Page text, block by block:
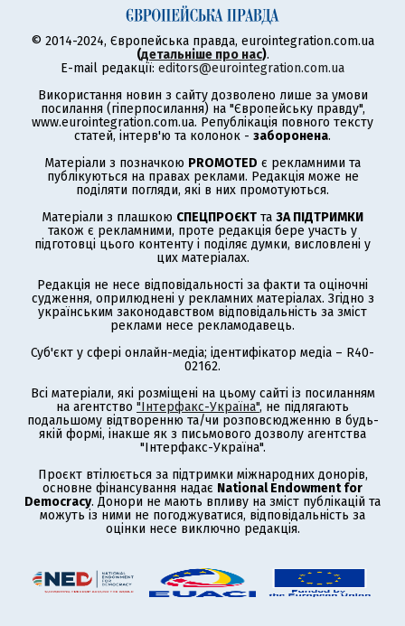
© 2014-2024, Європейська правда, eurointegration.com.ua
(детальніше про нас).
E-mail редакції: editors@eurointegration.com.ua
Використання новин з сайту дозволено лише за умови
посилання (гіперпосилання) на "Європейську правду",
www.eurointegration.com.ua. Републікація повного тексту
статей, інтерв'ю та колонок - заборонена.
Матеріали з позначкою PROMOTED є рекламними та
публікуються на правах реклами. Редакція може не
поділяти погляди, які в них промотуються.
Матеріали з плашкою СПЕЦПРОЄКТ та ЗА ПІДТРИМКИ
також є рекламними, проте редакція бере участь у
підготовці цього контенту і поділяє думки, висловлені у
цих матеріалах.
Редакція не несе відповідальності за факти та оціночні
судження, оприлюднені у рекламних матеріалах. Згідно з
українським законодавством відповідальність за зміст
реклами несе рекламодавець.
Суб'єкт у сфері онлайн-медіа; ідентифікатор медіа – R40-
02162.
Всі матеріали, які розміщені на цьому сайті із посиланням
на агентство "Інтерфакс-Україна", не підлягають
подальшому відтворенню та/чи розповсюдженню в будь-
якій формі, інакше як з письмового дозволу агентства
"Інтерфакс-Україна".
Проєкт втілюється за підтримки міжнародних донорів,
основне фінансування надає National Endowment for
Democracy. Донори не мають впливу на зміст публікацій та
можуть із ними не погоджуватися, відповідальність за
оцінки несе виключно редакція.